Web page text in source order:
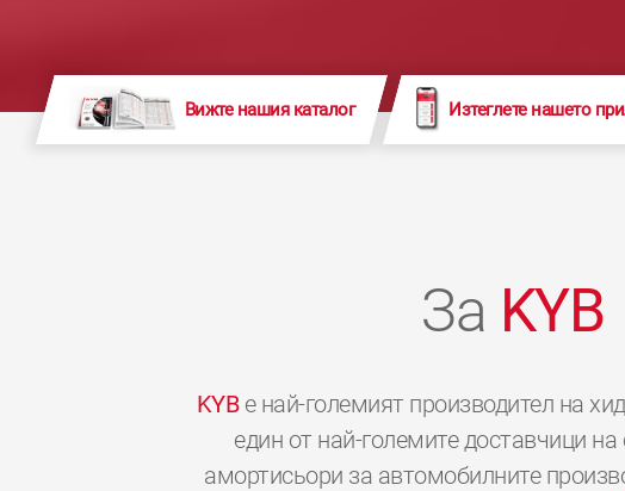
Вижте нашия каталог Изтеглете нашето
За KYB
KYBе най-големият производител на
един от най-големите доставчици на
амортисьори за автомобилните